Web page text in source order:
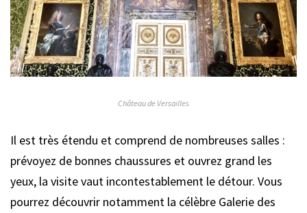
Château de Versailles
Il est très étendu et comprend de nombreuses salles :
prévoyez de bonnes chaussures et ouvrez grand les
yeux, la visite vaut incontestablement le détour. Vous
pourrez découvrir notamment la célèbre Galerie des